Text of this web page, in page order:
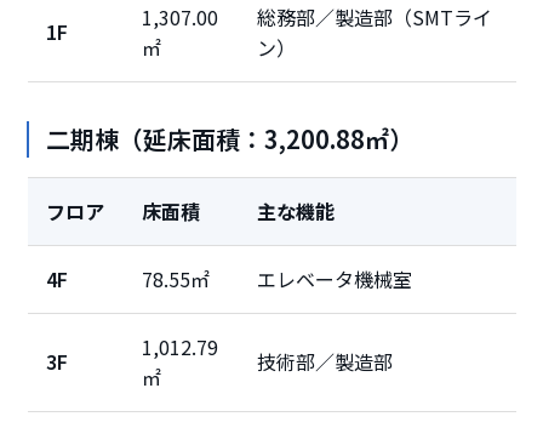
1F
1,307.00
㎡
総務部／製造部（SMTライ
ン）
二期棟（延床面積：3,200.88㎡）
フロア 床面積 主な機能
4F 78.55㎡ エレベータ機械室
3F
1,012.79
㎡
技術部／製造部